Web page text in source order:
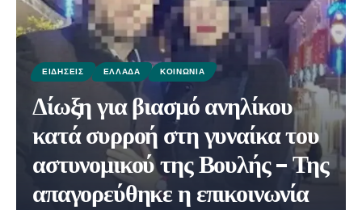
ΕΙΔΉΣΕΙΣ ΕΛΛΆΔΑ ΚΟΙΝΩΝΊΑ
Δίωξη για βιασμό ανηλίκου
κατά συρροή στη γυναίκα του
αστυνομικού της Βουλής – Της
απαγορεύθηκε η επικοινωνία